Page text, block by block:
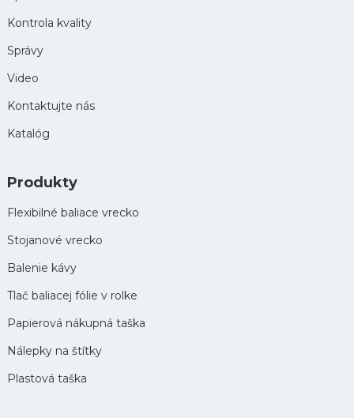
Kontrola kvality
Správy
Video
Kontaktujte nás
Katalóg
Produkty
Flexibilné baliace vrecko
Stojanové vrecko
Balenie kávy
Tlač baliacej fólie v rolke
Papierová nákupná taška
Nálepky na štítky
Plastová taška